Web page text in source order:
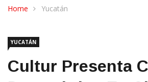
Home Yucatán
YUCATÁN
Cultur Presenta